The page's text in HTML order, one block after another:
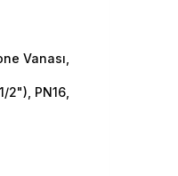
Vanası,
2"), PN16,